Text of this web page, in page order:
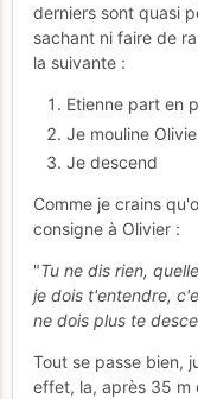
derniers sont quasi
sachant ni faire de
la suivante :
Etienne part en
Je mouline
Je descend
Comme je crains
consigne à Olivier :
"Tu ne dis rien,
je dois t'entendre,
ne dois plus te
Tout se passe bien,
effet, la, après 35 m